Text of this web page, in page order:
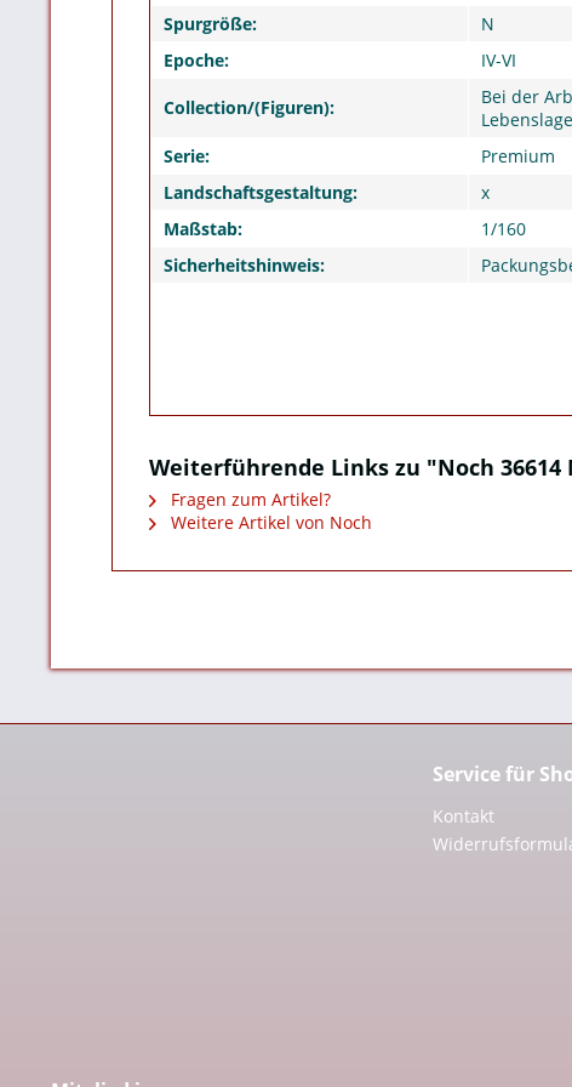
Spurgröße:
N
Epoche:
IV-VI
Collection/(Figuren):
Bei der
Serie:
Premium
Landschaftsgestaltung:
x
Maßstab:
1/160
Sicherheitshinweis:
Weiterführende Links zu "Noch
Fragen zum Artikel?
Weitere Artikel von Noch
Service für
Kontakt